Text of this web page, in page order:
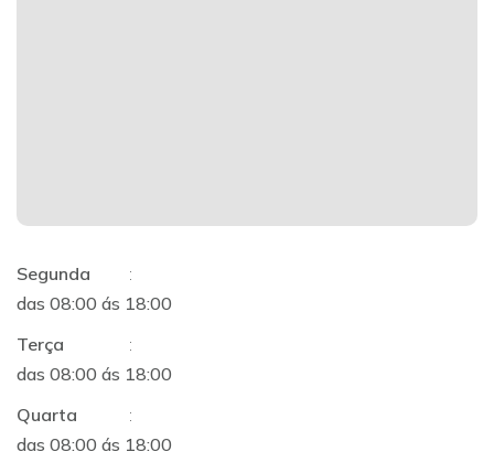
Segunda
:
das 08:00 ás 18:00
Terça
:
das 08:00 ás 18:00
Quarta
:
das 08:00 ás 18:00